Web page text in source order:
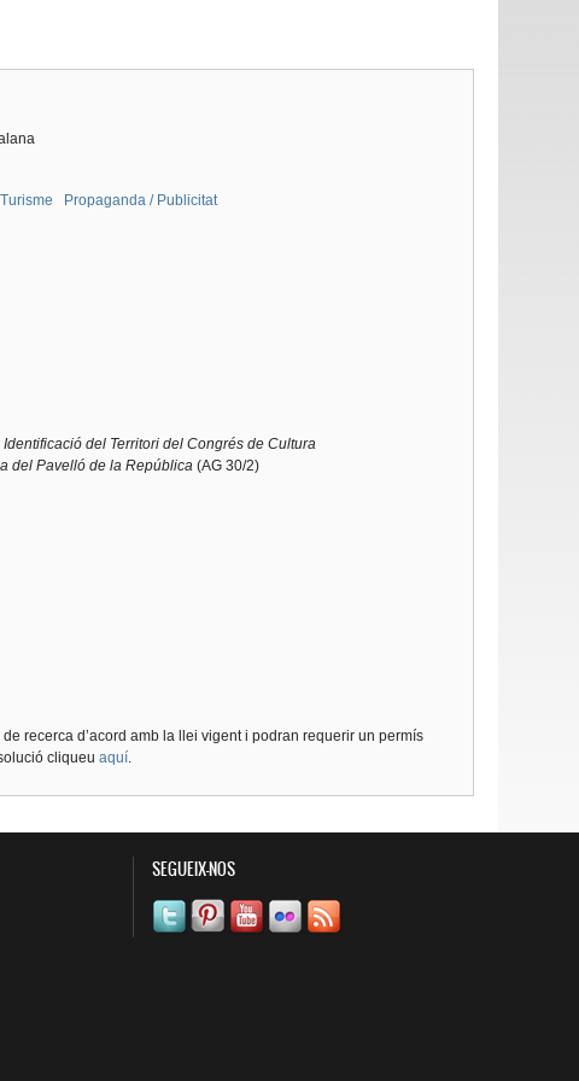
Propaganda / Publicitat
del Territori del Congrés de Cultura
del Pavelló de la República(AG 30/2)
recerca d’acord amb la llei vigent i podran requerir un permís
cliqueu aquí.
SEGUEIX-NOS